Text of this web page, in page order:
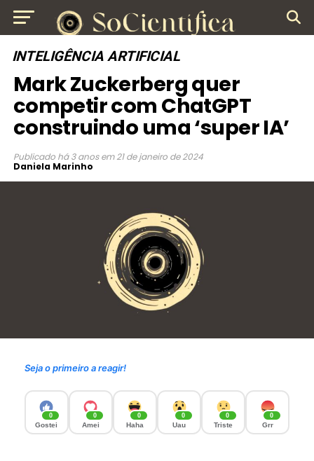
INTELIGÊNCIA ARTIFICIAL
Mark Zuckerberg quer
competir com ChatGPT
construindo uma ‘super IA’
Publicado há 3 anos em 21 de janeiro de 2024
Daniela Marinho
Seja o primeiro a reagir!
0
Gostei
0
Amei
0
Haha
0
Uau
0
Triste
0
Grr